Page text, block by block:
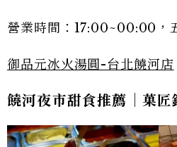
營業時間：17:00~00:00，
御品元冰火湯圓-台北饒河店
饒河夜市甜食推薦｜菓匠